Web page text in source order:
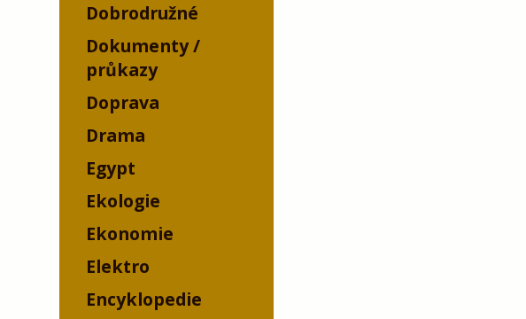
Dobrodružné
Dokumenty /
průkazy
Doprava
Drama
Egypt
Ekologie
Ekonomie
Elektro
Encyklopedie